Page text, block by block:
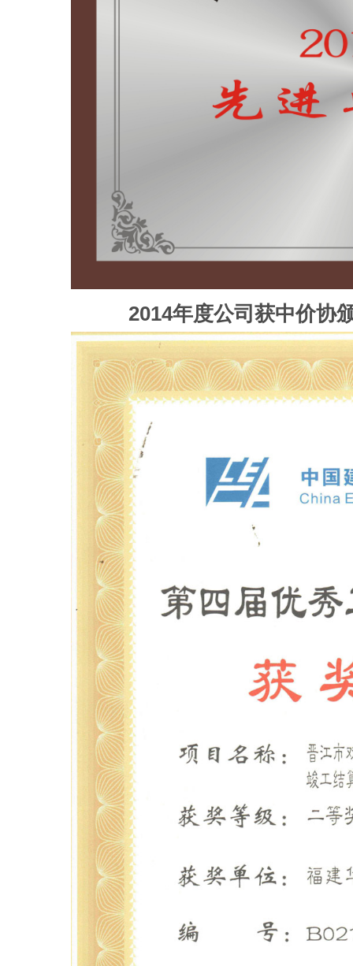
2014年度公司获中价协